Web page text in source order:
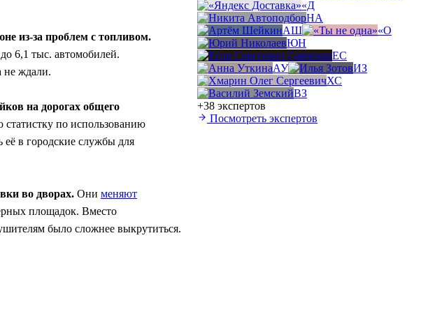
из-за проблем с топливом.
6,1 тыс. автомобилей.
не ждали.
на дорогах общего
статистку по использованию
её в городские службы для
во дворах. Они меняют
площадок. Вместо
было сложнее выкрутиться.
«Д
НА
АШ
«О
ЮН
ЕС
АУ
ИЗ
ХС
ВЗ
+38 экспертов
Посмотреть экспертов